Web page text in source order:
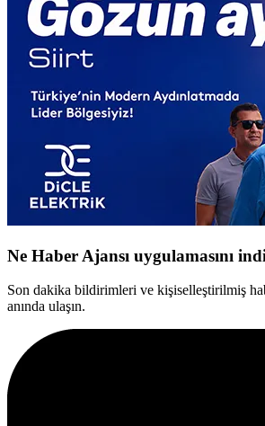
Ne Haber Ajansı uygulamasını
Son dakika bildirimleri ve kişiselleştirilmiş
anında ulaşın.